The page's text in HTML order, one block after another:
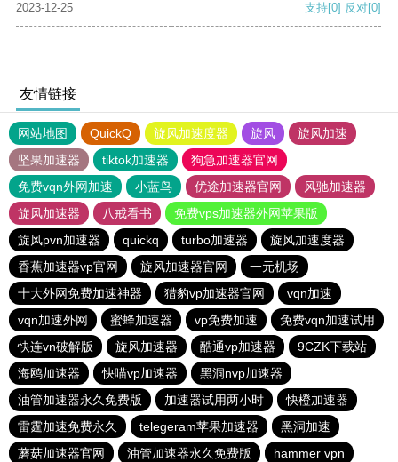
2023-12-25
支持[0] 反对[0]
友情链接
网站地图 QuickQ 旋风加速度器 旋风
旋风加速
坚果加速器
tiktok加速器
狗急加速器官网
免费vqn外网加速
小蓝鸟 优途加速器官网
风驰加速器
旋风加速器
八戒看书
免费vps加速器外网苹果版
旋风pvn加速器
quickq turbo加速器
旋风加速度器
香蕉加速器vp官网
旋风加速器官网
一元机场
十大外网免费加速神器
猎豹vp加速器官网
vqn加速
vqn加速外网
蜜蜂加速器 vp免费加速
免费vqn加速试用
快连vn破解版
旋风加速器 酷通vp加速器
9CZK下载站
海鸥加速器
快喵vp加速器
黑洞nvp加速器
油管加速器永久免费版
加速器试用两小时
快橙加速器
雷霆加速免费永久
telegeram苹果加速器
黑洞加速
蘑菇加速器官网
油管加速器永久免费版 hammer vpn